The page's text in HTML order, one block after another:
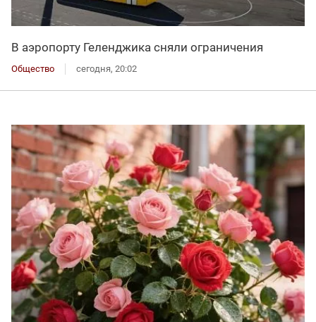
В аэропорту Геленджика сняли ограничения
Общество сегодня, 20:02